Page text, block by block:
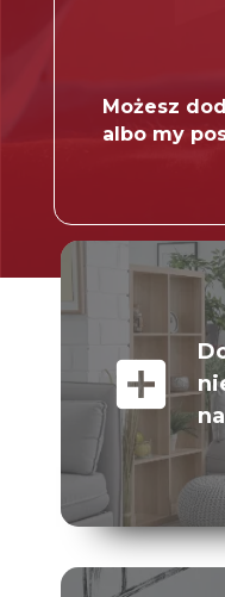
Możesz
albo my
add_box